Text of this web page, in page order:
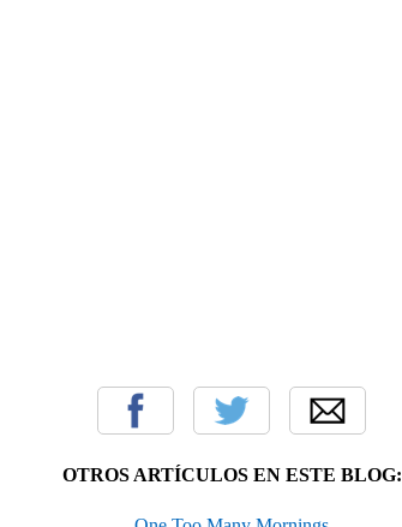
OTROS ARTÍCULOS EN ESTE BLOG: